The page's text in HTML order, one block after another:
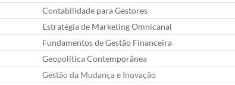
Contabilidade para Gestores
Estratégia de Marketing Omnicanal
Fundamentos de Gestão Financeira
Geopolítica Contemporânea
Gestão da Mudança e Inovação